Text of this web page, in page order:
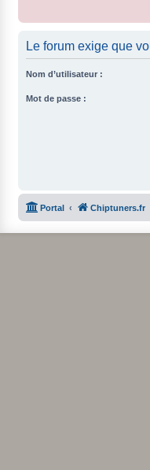
Le forum exige que
Nom d’utilisateur :
Mot de passe :
Portal Chiptuners.fr